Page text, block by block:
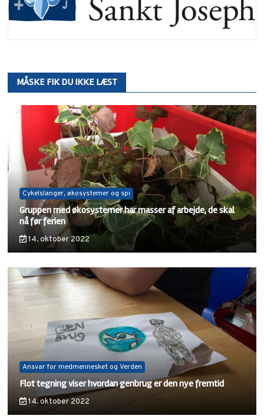
MÅSKE FIK DU IKKE LÆST
Cykelslanger, økosystemer og spi
Gruppen med økosystemer har masser af arbejde, de skal
nå før ferien
14. oktober 2022
Ansvar for medmennesket og Verden
Flot tegning viser hvordan genbrug er den nye fremtid
14. oktober 2022